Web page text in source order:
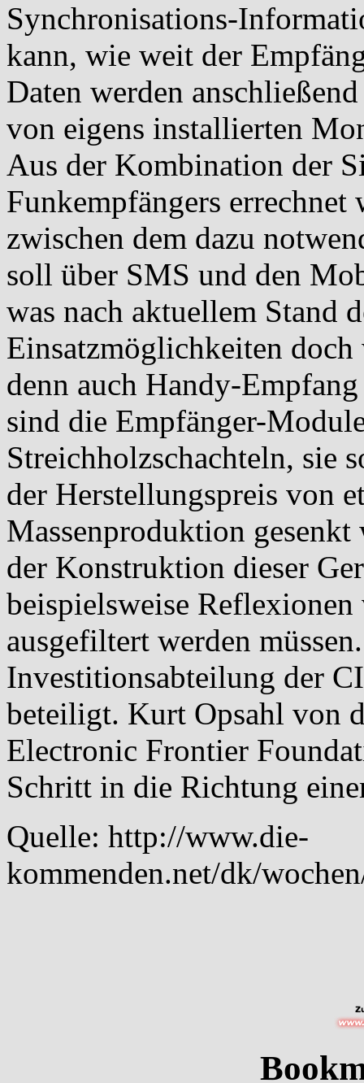
Synchronisations-
kann, wie weit der
Daten werden
von eigens installierten
Aus der Kombination der
Funkempfängers
zwischen dem dazu
soll über SMS und den
was nach aktuellem Stand
Einsatzmöglichkeiten
denn auch Handy-
sind die Empfänger-
Streichholzschachteln, sie
der Herstellungspreis von
Massenproduktion
der Konstruktion dieser
beispielsweise
ausgefiltert werden
Investitionsabteilung der
beteiligt. Kurt Opsahl von
Electronic Frontier
Schritt in die Richtung
Quelle: http://www.die-
kommenden.net/dk/